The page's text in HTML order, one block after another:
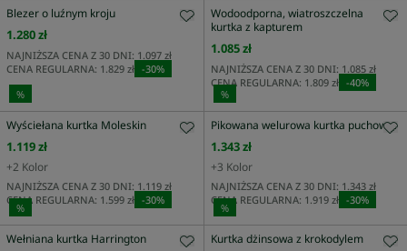
Blezer o luźnym kroju
1.280 zł
NAJNIŻSZA CENA Z 30 DNI: 1.097 zł
CENA REGULARNA: 1.829 zł -30%
Wodoodporna, wiatroszczelna
kurtka z kapturem
1.085 zł
NAJNIŻSZA CENA Z 30 DNI: 1.085 zł
CENA REGULARNA: 1.809 zł -40%
%
Wyściełana kurtka Moleskin
1.119 zł
+2 Kolor
NAJNIŻSZA CENA Z 30 DNI: 1.119 zł
CENA REGULARNA: 1.599 zł -30%
%
Pikowana welurowa kurtka puchowa
1.343 zł
+3 Kolor
NAJNIŻSZA CENA Z 30 DNI: 1.343 zł
CENA REGULARNA: 1.919 zł -30%
%
Wełniana kurtka Harrington
%
Kurtka dżinsowa z krokodylem